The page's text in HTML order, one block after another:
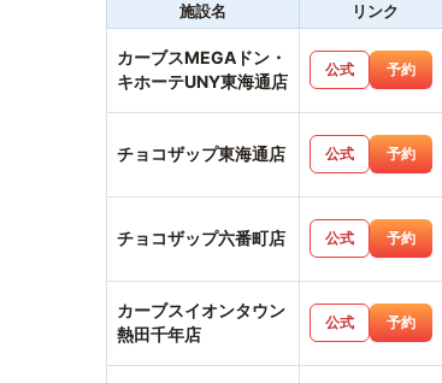
施設名 リンク
カーブスMEGAドン・
キホーテUNY東海通店
公式 予約
チョコザップ東海通店 公式 予約
チョコザップ六番町店 公式 予約
カーブスイオンタウン
熱田千年店
公式 予約